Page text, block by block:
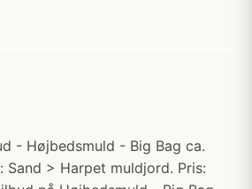
- Højbedsmuld - Big Bag ca.
Sand > Harpet muldjord. Pris: